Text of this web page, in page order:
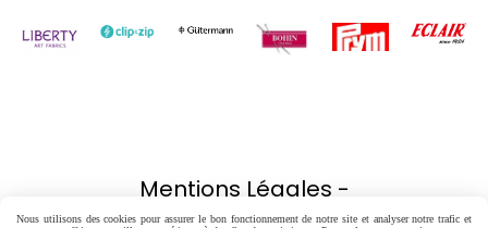
Mentions Légales
Nous utilisons des cookies pour assurer le bon fonctionnement de notre site et analyser notre trafic et